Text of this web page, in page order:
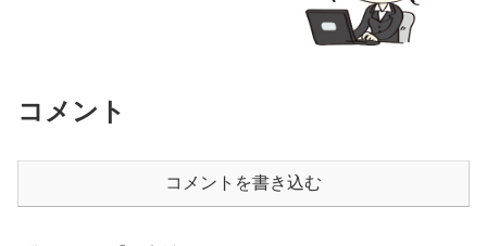
コメント
コメントを書き込む